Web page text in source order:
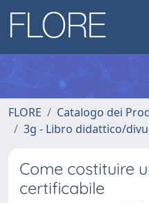
FLORE Catalogo dei
3g - Libro didattico/
Come costituire
certificabile